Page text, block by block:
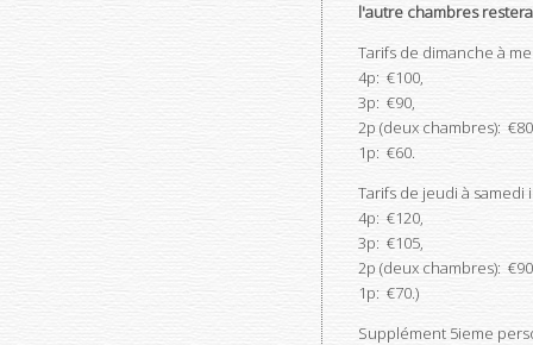
l'autre chambres
Tarifs de dimanche à
4p: €100,
3p: €90,
2p (deux chambres):
1p: €60.
Tarifs de jeudi à samedi
4p: €120,
3p: €105,
2p (deux chambres):
1p: €70.)
Supplément 5ieme